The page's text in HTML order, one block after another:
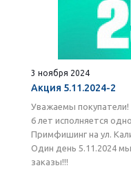
3 ноября 2024
Акция 5.11.2024-2
Уважаемы покупатели!
6 лет исполняется
Примфишинг на ул.
Один день 5.11.2024
заказы!!!